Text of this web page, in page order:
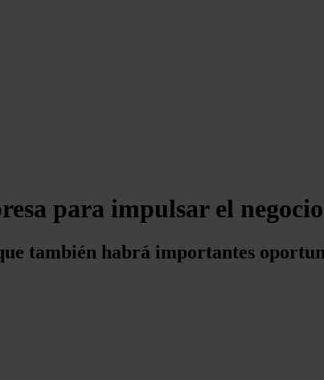
para impulsar el
también habrá importantes